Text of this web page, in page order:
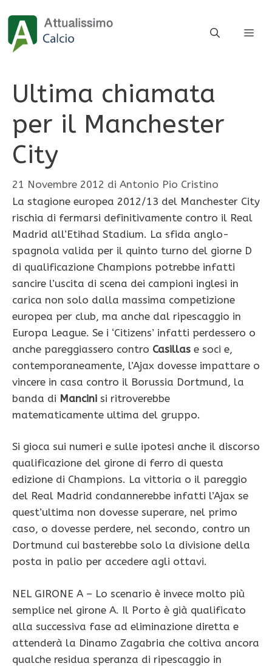
contenuto
Ultima chiamata
per il Manchester
City
21 Novembre 2012 di Antonio Pio Cristino
La stagione europea 2012/13 del Manchester City
rischia di fermarsi definitivamente contro il Real
Madrid all’Etihad Stadium. La sfida anglo-
spagnola valida per il quinto turno del giorne D
di qualificazione Champions potrebbe infatti
sancire l’uscita di scena dei campioni inglesi in
carica non solo dalla massima competizione
europea per club, ma anche dal ripescaggio in
Europa League. Se i ‘Citizens’ infatti perdessero o
anche pareggiassero contro Casillas e soci e,
contemporaneamente, l’Ajax dovesse impattare o
vincere in casa contro il Borussia Dortmund, la
banda di Mancini si ritroverebbe
matematicamente ultima del gruppo.
Si gioca sui numeri e sulle ipotesi anche il discorso
qualificazione del girone di ferro di questa
edizione di Champions. La vittoria o il pareggio
del Real Madrid condannerebbe infatti l’Ajax se
quest’ultima non dovesse superare, nel primo
caso, o dovesse perdere, nel secondo, contro un
Dortmund cui basterebbe solo la divisione della
posta in palio per accedere agli ottavi.
NEL GIRONE A – Lo scenario è invece molto più
semplice nel girone A. Il Porto è già qualificato
alla successiva fase ad eliminazione diretta e
attenderà la Dinamo Zagabria che coltiva ancora
qualche residua speranza di ripescaggio in